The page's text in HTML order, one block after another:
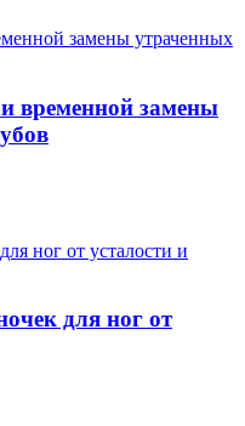
временной замены
для ног от